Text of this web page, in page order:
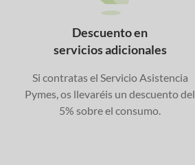
Descuento en
servicios adicionales
Si contratas el Servicio Asistencia
Pymes, os llevaréis un descuento del
5% sobre el consumo.